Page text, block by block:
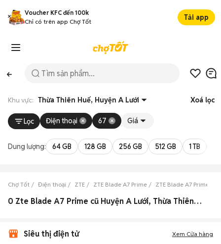
Voucher KFC đến 100k
Chỉ có trên app Chợ Tốt
Tải app
Khu vực: Thừa Thiên Huế, Huyện A Lưới Xoá lọc
Lọc Điện thoại 67 Giá
Dung lượng: 64 GB 128 GB 256 GB 512 GB 1 TB
Chợ Tốt Điện thoại ZTE ZTE Blade A7 Prime ZTE Blade A7 Prime
0 Zte Blade A7 Prime cũ Huyện A Lưới, Thừa Thiên Huế đẹp
Siêu thị điện tử Xem Cửa hàng